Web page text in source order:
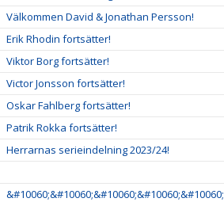
Välkommen David & Jonathan Persson!
Erik Rhodin fortsätter!
Viktor Borg fortsätter!
Victor Jonsson fortsätter!
Oskar Fahlberg fortsätter!
Patrik Rokka fortsätter!
Herrarnas serieindelning 2023/24!